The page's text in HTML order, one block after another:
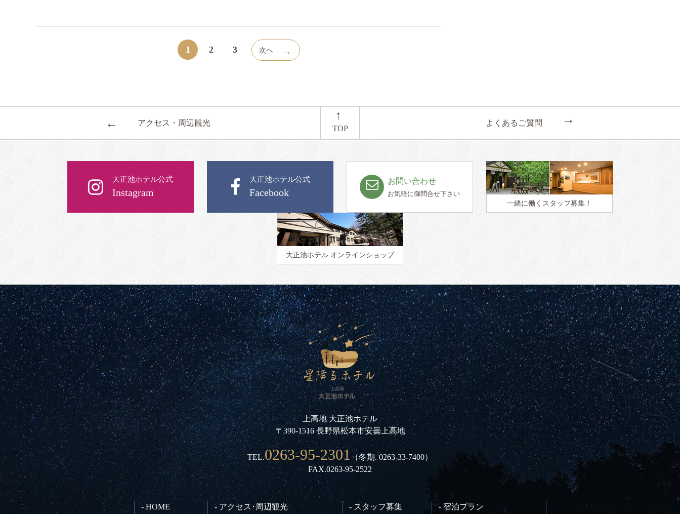
1 2 3 次へ →
← アクセス・周辺観光
←
TOP
よくあるご質問 ←
大正池ホテル公式
Instagram
大正池ホテル公式
Facebook
お問い合わせ
お気軽に御問合せ下さい
一緒に働く スタッフ募集！
大正池ホテル オンラインショップ
上高地 大正池ホテル
〒390-1516 長野県松本市安曇上高地
TEL.0263-95-2301（冬期.0263-33-7400）
FAX.0263-95-2522
- HOME - アクセス･周辺観光 - スタッフ募集 - 宿泊プラン